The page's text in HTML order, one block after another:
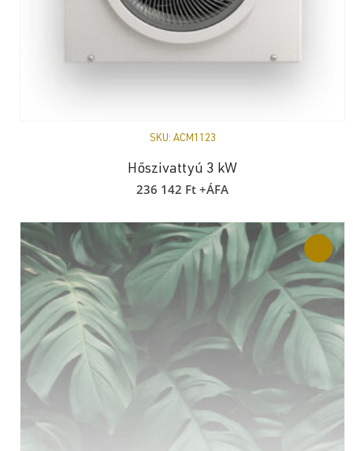
SKU: ACM1123
Hőszivattyú 3 kW
236 142 Ft +ÁFA